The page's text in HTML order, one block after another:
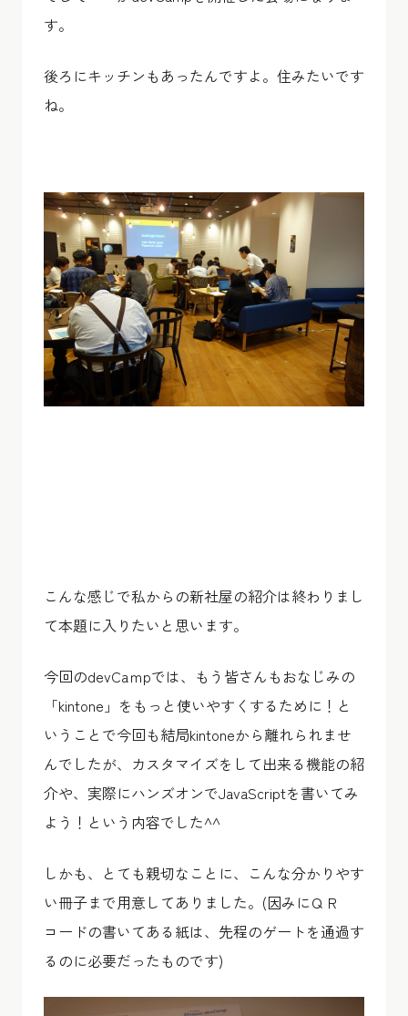
す。
後ろにキッチンもあったんですよ。住みたいです
ね。
こんな感じで私からの新社屋の紹介は終わりまし
て本題に入りたいと思います。
今回のdevCaｍpでは、もう皆さんもおなじみの
「kintone」をもっと使いやすくするために！と
いうことで今回も結局kintoneから離れられませ
んでしたが、カスタマイズをして出来る機能の紹
介や、実際にハンズオンでJavaScriptを書いてみ
よう！という内容でした^^
しかも、とても親切なことに、こんな分かりやす
い冊子まで用意してありました。(因みにＱＲ
コードの書いてある紙は、先程のゲートを通過す
るのに必要だったものです)